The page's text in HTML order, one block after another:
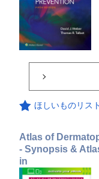
ほしいものリス
Atlas of
- Synopsis &
in